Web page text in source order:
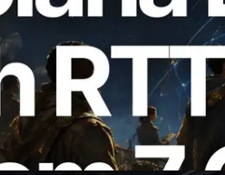
Slot API de
de ping desde 7
También se lanza la
API